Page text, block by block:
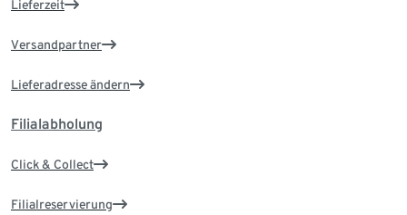
Lieferzeit
Versandpartner
Lieferadresse ändern
Filialabholung
Click & Collect
Filialreservierung